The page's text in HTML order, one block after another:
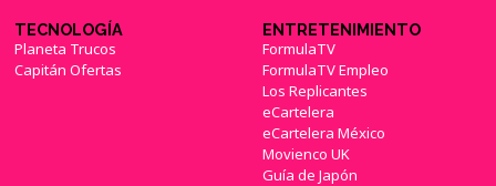
TECNOLOGÍA
Planeta Trucos
Capitán Ofertas
ENTRETENIMIENTO
FormulaTV
FormulaTV Empleo
Los Replicantes
eCartelera
eCartelera México
Movienco UK
Guía de Japón